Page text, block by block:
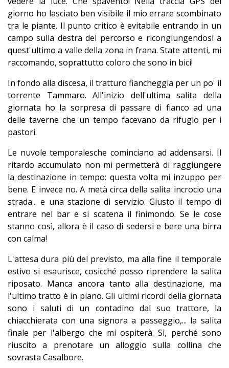
giorno ho lasciato ben visibile il mio errare scombinato
tra le piante. Il punto critico è evitabile entrando in un
campo sulla destra del percorso e ricongiungendosi a
quest'ultimo a valle della zona in frana. State attenti, mi
raccomando, soprattutto coloro che sono in bici!
In fondo alla discesa, il tratturo fiancheggia per un po' il
torrente Tammaro. All'inizio dell'ultima salita della
giornata ho la sorpresa di passare di fianco ad una
delle taverne che un tempo facevano da rifugio per i
pastori.
Le nuvole temporalesche cominciano ad addensarsi. Il
ritardo accumulato non mi permetterà di raggiungere
la destinazione in tempo: questa volta mi inzuppo per
bene. E invece no. A metà circa della salita incrocio una
strada... e una stazione di servizio. Giusto il tempo di
entrare nel bar e si scatena il finimondo. Se le cose
stanno così, allora è il caso di sedersi e bere una birra
con calma!
L'attesa dura più del previsto, ma alla fine il temporale
estivo si esaurisce, cosicché posso riprendere la salita
riposato. Manca ancora tanto alla destinazione, ma
l'ultimo tratto è in piano. Gli ultimi ricordi della giornata
sono i saluti di un contadino dal suo trattore, la
chiacchierata con una signora a passeggio,... la salita
finale per l'albergo che mi ospiterà. Sì, perché sono
riuscito a prenotare un alloggio sulla collina che
sovrasta Casalbore.